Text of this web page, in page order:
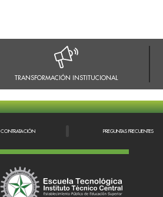
TRANSFORMACIÓN INSTITUCIONAL
CONTRATACIÓN PREGUNTAS FRECUENTES